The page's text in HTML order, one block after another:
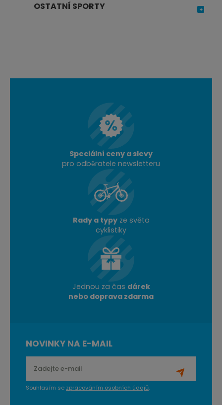
OSTATNÍ SPORTY
Speciální ceny a slevy
pro odběratele newsletteru
Rady a typyze světa
cyklistiky
Jednou za čas dárek
nebo doprava zdarma
NOVINKY NA E-MAIL
Souhlasím se zpracováním osobních údajů.